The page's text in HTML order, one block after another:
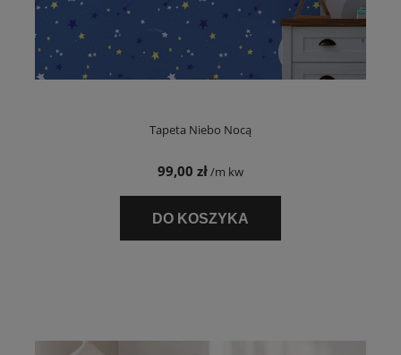
Tapeta Niebo Nocą
99,00 zł/m kw
DO KOSZYKA